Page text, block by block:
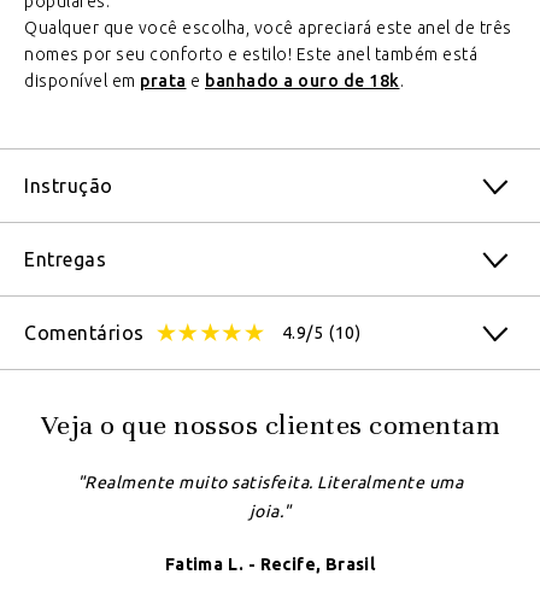
Qualquer que você escolha, você apreciará este anel de três
nomes por seu conforto e estilo! Este anel também está
disponível em prata e banhado a ouro de 18k.
Instrução
Entregas
Comentários 4.9/5 (10)
Veja o que nossos clientes comentam
"Realmente muito satisfeita. Literalmente uma
joia."
Fatima L. - Recife, Brasil